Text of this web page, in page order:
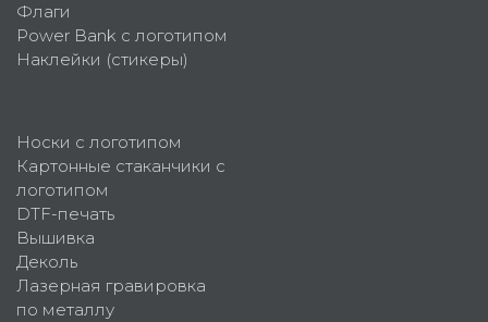
Флаги
Power Bank с логотипом
Наклейки (стикеры)
Носки с логотипом
Картонные стаканчики с
логотипом
DTF-печать
Вышивка
Деколь
Лазерная гравировка
по металлу